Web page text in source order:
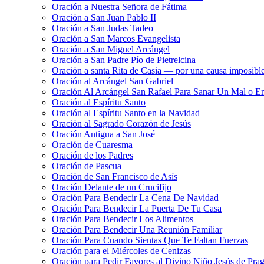
Oración a Nuestra Señora de Fátima
Oración a San Juan Pablo II
Oración a San Judas Tadeo
Oración a San Marcos Evangelista
Oración a San Miguel Arcángel
Oración a San Padre Pío de Pietrelcina
Oración a santa Rita de Casia — por una causa
Oración al Arcángel San Gabriel
Oración Al Arcángel San Rafael Para Sanar Un Mal o
Oración al Espíritu Santo
Oración al Espíritu Santo en la Navidad
Oración al Sagrado Corazón de Jesús
Oración Antigua a San José
Oración de Cuaresma
Oración de los Padres
Oración de Pascua
Oración de San Francisco de Asís
Oración Delante de un Crucifijo
Oración Para Bendecir La Cena De Navidad
Oración Para Bendecir La Puerta De Tu Casa
Oración Para Bendecir Los Alimentos
Oración Para Bendecir Una Reunión Familiar
Oración Para Cuando Sientas Que Te Faltan Fuerzas
Oración para el Miércoles de Cenizas
Oración para Pedir Favores al Divino Niño Jesús de